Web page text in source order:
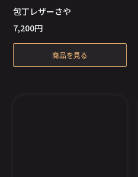
在庫切れ
包丁レザーさや
7,200円
商品を見る